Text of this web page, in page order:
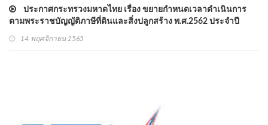
ประกาศกระทรวงมหาดไทย เรื่อง ขยายกำหนดเวลาดำเนินการ
ตามพระราชบัญญัติภาษีที่ดินและสิ่งปลูกสร้าง พ.ศ.2562 ประจำปี
14 พฤศจิกายน 2565